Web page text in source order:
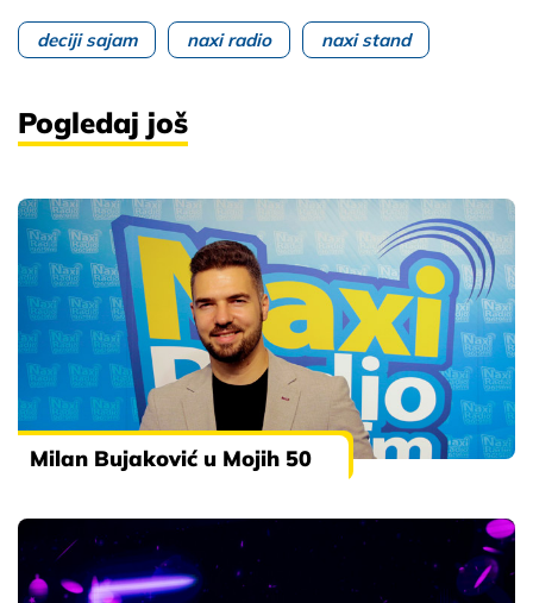
deciji sajam naxi radio naxi stand
Pogledaj još
Milan Bujaković u Mojih 50